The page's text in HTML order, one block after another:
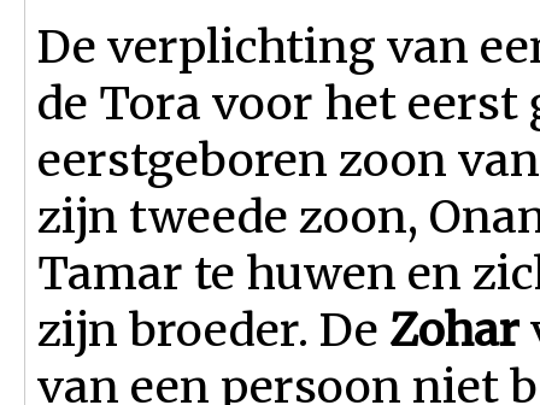
De verplichting van
de Tora voor het eerst
eerstgeboren zoon
zijn tweede zoon,
Tamar te huwen en
zijn broeder. De Zohar
van een persoon niet